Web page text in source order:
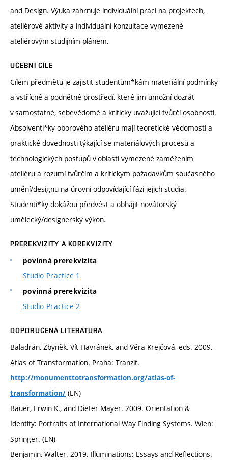
and Design. Výuka zahrnuje individuální práci na projektech,
ateliérové aktivity a individuální konzultace vymezené
ateliérovým studijním plánem.
UČEBNÍ CÍLE
Cílem předmětu je zajistit studentům*kám materiální podmínky
a vstřícné a podnětné prostředí, které jim umožní dozrát
v samostatné, sebevědomé a kriticky uvažující tvůrčí osobnosti.
Absolventi*ky oborového ateliéru mají teoretické vědomosti a
praktické dovednosti týkající se materiálových procesů a
technologických postupů v oblasti vymezené zaměřením
ateliéru a rozumí tvůrčím a kritickým požadavkům současného
umění/designu na úrovni odpovídající fázi jejich studia.
Studenti*ky dokážou předvést a obhájit novátorský
umělecký/designerský výkon.
PREREKVIZITY A KOREKVIZITY
povinná prerekvizita
Studio Practice 1
povinná prerekvizita
Studio Practice 2
DOPORUČENÁ LITERATURA
Baladrán, Zbyněk, Vít Havránek, and Věra Krejčová, eds. 2009.
Atlas of Transformation. Praha: Tranzit.
http://monumenttotransformation.org/atlas-of-
transformation/ (EN)
Bauer, Erwin K., and Dieter Mayer. 2009. Orientation &
Identity: Portraits of International Way Finding Systems. Wien:
Springer. (EN)
Benjamin, Walter. 2019. Illuminations: Essays and Reflections.